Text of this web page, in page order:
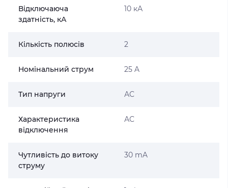
Відключаюча
здатність, кА
10 кА
Кількість полюсів 2
Номінальний струм 25 A
Тип напруги АС
Характеристика
відключення
АС
Чутливість до витоку
струму
30 mA